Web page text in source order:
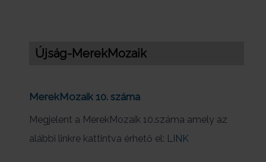
Újság-MerekMozaik
MerekMozaik 10. száma
Megjelent a MerekMozaik 10.száma amely az
alábbi linkre kattintva érhető el: LINK